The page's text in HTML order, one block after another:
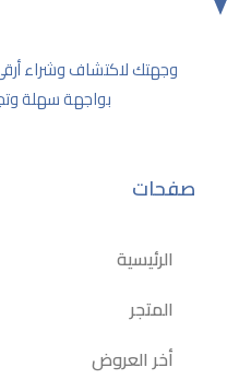
وجهتك لاكتشاف وشراء أرقى
بواجهة سهلة
صفحات
الرئيسية
المتجر
أخر العروض